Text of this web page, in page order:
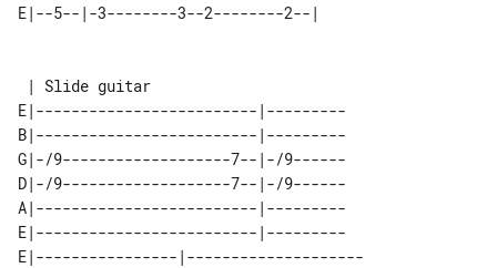
E|--5--|-3--------3--2--------2--|
E|-------------------------|---------
B|-------------------------|---------
G|-/9-------------------7--|-/9------
D|-/9-------------------7--|-/9------
A|-------------------------|---------
E|-------------------------|---------
E|----------------|--------------------